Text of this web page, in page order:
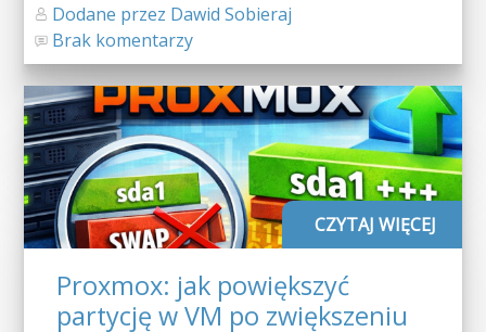
Dodane przez Dawid Sobieraj
Brak komentarzy
CZYTAJ WIĘCEJ
Proxmox: jak powiększyć
partycję w VM po zwiększeniu